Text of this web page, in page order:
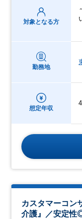
対象となる方
勤務地
想定年収
カスタマーコン
介護』／安定性